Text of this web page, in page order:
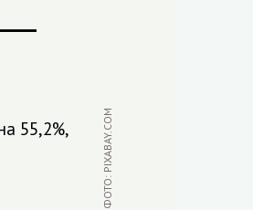
—
55,2%,
ФОТО: PIXABAY.COM